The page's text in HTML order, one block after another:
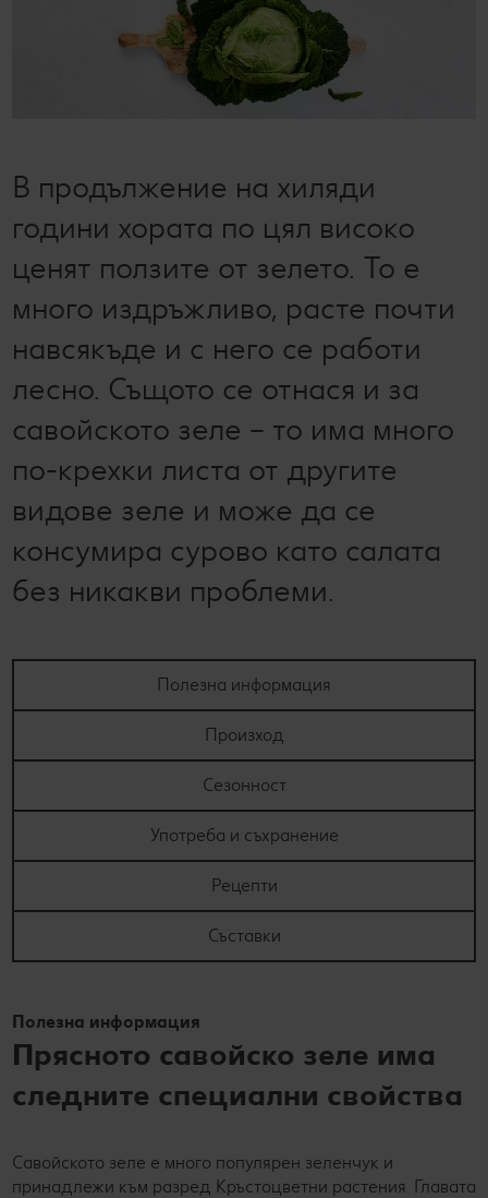
Колелото на наградите
Лексикон на свежестта
Съвети от кухнята
Развлечения, отдих и свободно време
В продължение на хиляди
години хората по цял високо
ценят ползите от зелето. То е
много издръжливо, расте почти
навсякъде и с него се работи
лесно. Същото се отнася и за
савойското зеле – то има много
по-крехки листа от другите
видове зеле и може да се
консумира сурово като салата
без никакви проблеми.
Полезна информация
Произход
Сезонност
Употреба и съхранение
Рецепти
Съставки
Полезна информация
Прясното савойско зеле има
следните специални свойства
Савойското зеле е много популярен зеленчук и
принадлежи към разред Кръстоцветни растения. Главата